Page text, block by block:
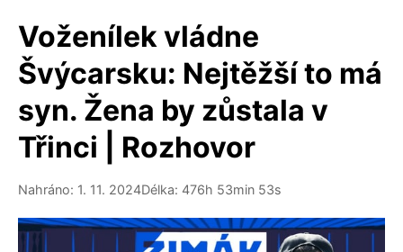
Voženílek vládne
Švýcarsku: Nejtěžší to má
syn. Žena by zůstala v
Třinci | Rozhovor
Nahráno: 1. 11. 2024Délka: 476h 53min 53s